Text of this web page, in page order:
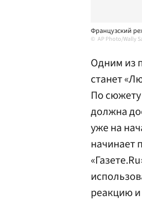
Французский
AP Photo/Wally
Одним из
станет
По
должна
уже на
начинает
реакцию